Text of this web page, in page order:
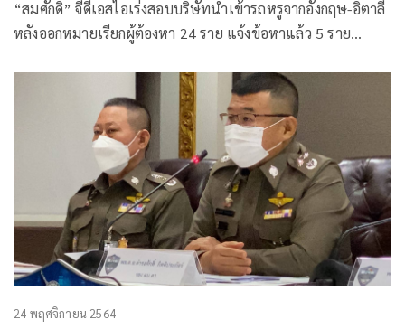
“สมศักดิ์​” จี้ดีเอสไอเร่งสอบบริษัทนำเข้ารถหรูจากอังกฤษ-อิตาลี
หลังออกหมายเรียกผู้ต้องหา 24 ราย แจ้งข้อหาแล้ว 5 ราย
เสร็จภายในเดือนมี.ค.นี้
24 พฤศจิกายน 2564